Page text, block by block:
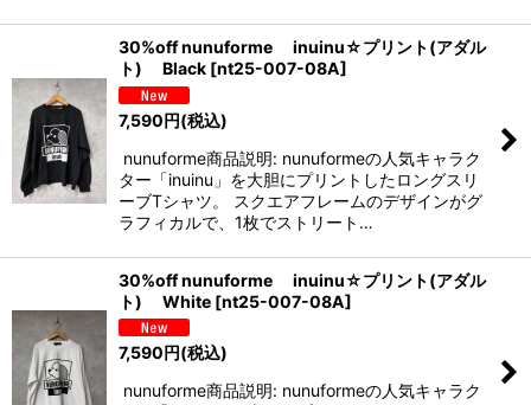
30%off nunuforme inuinu☆プリント(アダル
ト) Black [nt25-007-08A]
7,590円(税込)
nunuforme商品説明: nunuformeの人気キャラク
ター「inuinu」を大胆にプリントしたロングスリ
ーブTシャツ。 スクエアフレームのデザインがグ
ラフィカルで、1枚でストリート…
30%off nunuforme inuinu☆プリント(アダル
ト) White [nt25-007-08A]
7,590円(税込)
nunuforme商品説明: nunuformeの人気キャラク